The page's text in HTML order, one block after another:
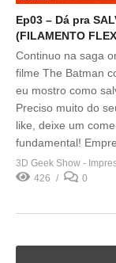
Ep03 – Dá pra
(FILAMENTO
Continuo na saga
filme The Batman
eu mostro como
Preciso muito do
like, deixe um
fundamental!
3D Geek Show -
426
0